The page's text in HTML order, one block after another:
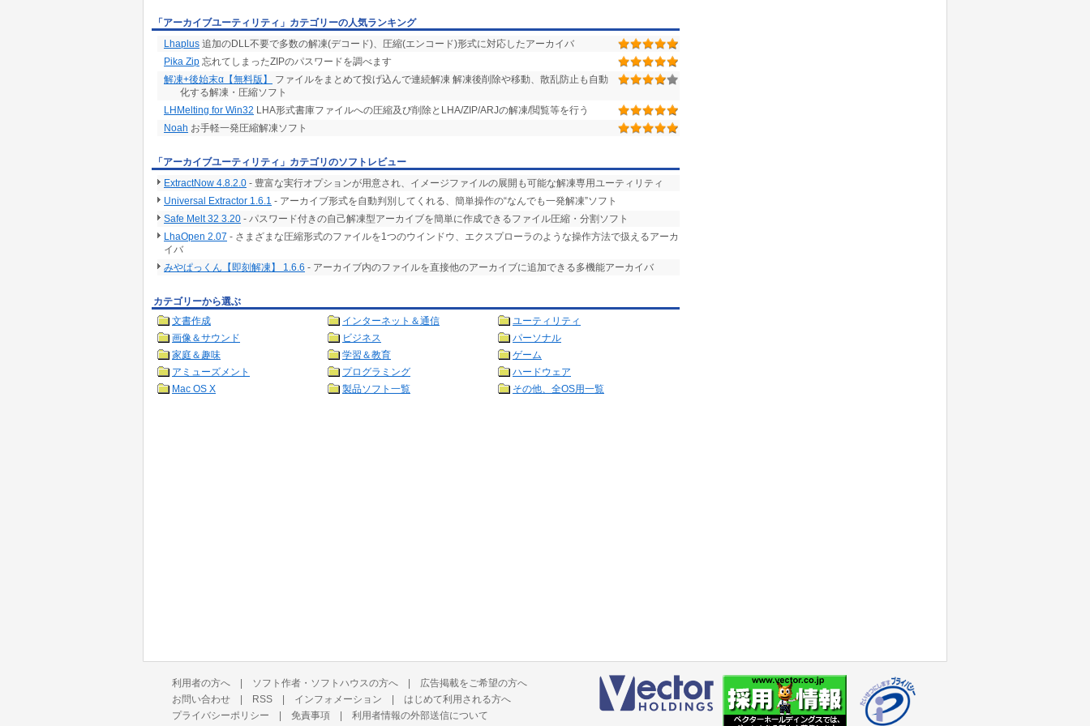
「アーカイブユーティリティ」カテゴリーの人気ランキング
Lhaplus 追加のDLL不要で多数の解凍(デコード)、圧縮(エンコード)形式に対応したアーカイバ
Pika Zip 忘れてしまったZIPのパスワードを調べます
解凍+後始末α【無料版】
ファイルをまとめて投げ込んで連続解凍 解凍後削除や移動、散乱防止も自動
化する解凍・圧縮ソフト
LHMelting for Win32 LHA形式書庫ファイルへの圧縮及び削除とLHA/ZIP/ARJの解凍/閲覧等を行う
Noah お手軽一発圧縮解凍ソフト
「アーカイブユーティリティ」カテゴリのソフトレビュー
ExtractNow 4.8.2.0 - 豊富な実行オプションが用意され、イメージファイルの展開も可能な解凍専用ユーティリティ
Universal Extractor 1.6.1 - アーカイブ形式を自動判別してくれる、簡単操作の“なんでも一発解凍”ソフト
Safe Melt 32 3.20 - パスワード付きの自己解凍型アーカイブを簡単に作成できるファイル圧縮・分割ソフト
LhaOpen 2.07 - さまざまな圧縮形式のファイルを1つのウインドウ、エクスプローラのような操作方法で扱えるアーカ
イバ
みやぱっくん【即刻解凍】 1.6.6 - アーカイブ内のファイルを直接他のアーカイブに追加できる多機能アーカイバ
カテゴリーから選ぶ
文書作成
インターネット＆通信
ユーティリティ
画像＆サウンド
ビジネス
パーソナル
家庭＆趣味
学習＆教育
ゲーム
アミューズメント
プログラミング
ハードウェア
Mac OS X
製品ソフト一覧 その他、全OS用一覧
利用者の方へ | ソフト作者・ソフトハウスの方へ | 広告掲載をご希望の方へ
お問い合わせ | RSS | インフォメーション | はじめて利用される方へ
プライバシーポリシー | 免責事項 | 利用者情報の外部送信について